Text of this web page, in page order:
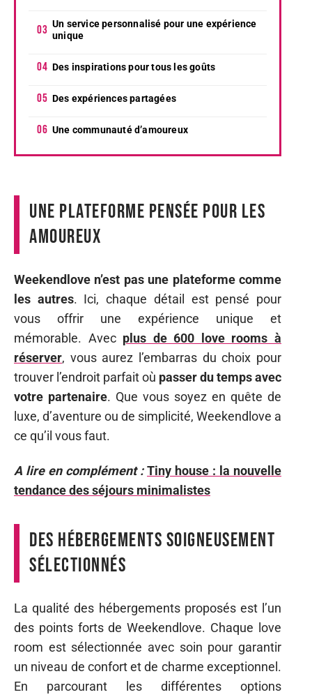
Un service personnalisé pour une expérience
unique
Des inspirations pour tous les goûts
Des expériences partagées
Une communauté d’amoureux
Une plateforme pensée pour les
amoureux
Weekendlove n’est pas une plateforme comme
les autres. Ici, chaque détail est pensé pour
vous offrir une expérience unique et
mémorable. Avec plus de 600 love rooms à
réserver, vous aurez l’embarras du choix pour
trouver l’endroit parfait où passer du temps avec
votre partenaire. Que vous soyez en quête de
luxe, d’aventure ou de simplicité, Weekendlove a
ce qu’il vous faut.
A lire en complément : Tiny house : la nouvelle
tendance des séjours minimalistes
Des hébergements soigneusement
sélectionnés
La qualité des hébergements proposés est l’un
des points forts de Weekendlove. Chaque love
room est sélectionnée avec soin pour garantir
un niveau de confort et de charme exceptionnel.
En parcourant les différentes options